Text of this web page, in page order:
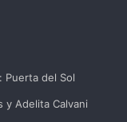
Puerta del Sol
y Adelita Calvani